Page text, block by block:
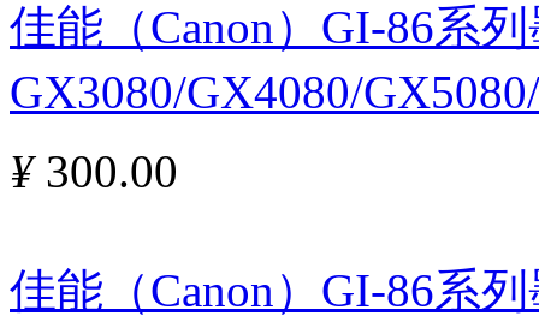
佳能（Canon）GI-86系
GX3080/GX4080/
¥300.00
佳能（Canon）GI-86系